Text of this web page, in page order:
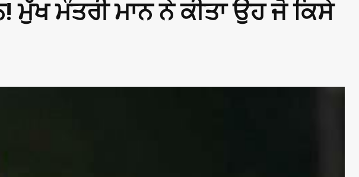
ਮੰਤਰੀ ਮਾਨ ਨੇ ਕੀਤਾ ਉਹ ਜੋ ਕਿਸੇ